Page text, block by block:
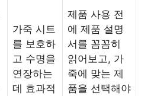
가죽 시트
를 보호하
고 수명을
연장하는
데 효과적
제품 사용 전
에 제품 설명
서를 꼼꼼히
읽어보고, 가
죽에 맞는 제
품을 선택해야